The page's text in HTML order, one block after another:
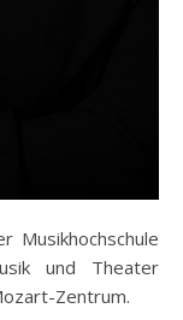
Musikhochschule
und Theater
Zentrum.